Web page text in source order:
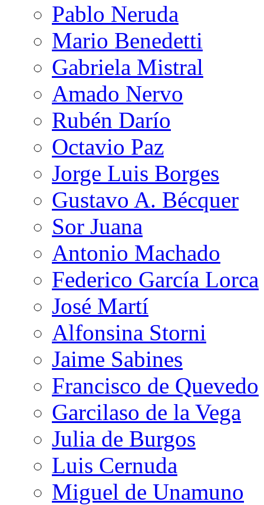
Pablo Neruda
Mario Benedetti
Gabriela Mistral
Amado Nervo
Rubén Darío
Octavio Paz
Jorge Luis Borges
Gustavo A. Bécquer
Sor Juana
Antonio Machado
Federico García Lorca
José Martí
Alfonsina Storni
Jaime Sabines
Francisco de Quevedo
Garcilaso de la Vega
Julia de Burgos
Luis Cernuda
Miguel de Unamuno